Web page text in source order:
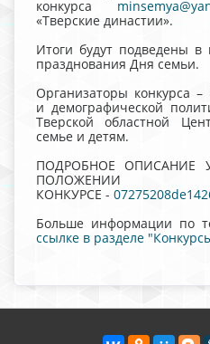
конкурса
«Тверские династии».
Итоги будут подведены в
празднования Дня семьи.
Организаторы конкурса
и демографической
Тверской областной
семье и детям.
ПОДРОБНОЕ ОПИСАНИЕ
КОНКУРСЕ -
Больше информации по
ссылке в разделе